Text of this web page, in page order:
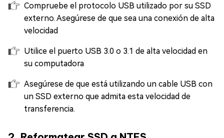
Compruebe el protocolo USB utilizado por su SSD
externo. Asegúrese de que sea una conexión de alta
velocidad
Utilice el puerto USB 3.0 o 3.1 de alta velocidad en
su computadora
Asegúrese de que está utilizando un cable USB con
un SSD externo que admita esta velocidad de
transferencia.